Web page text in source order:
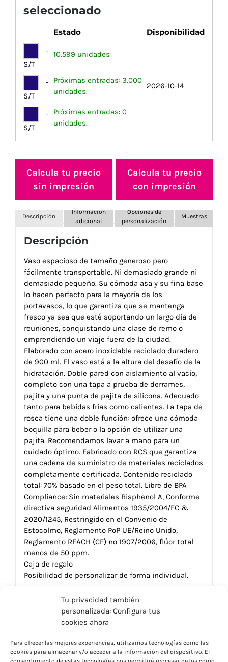
Tu privacidad también
personalizada: Configura tus
cookies ahora
Para ofrecer las mejores experiencias, utilizamos tecnologías como las
cookies para almacenar y/o acceder a la información del dispositivo. El
seleccionado
Estado Disponibilidad
-
S/T
10.599 unidades
-
S/T
Próximas entradas: 3.000
unidades.
2026-10-14
-
S/T
Próximas entradas: 0
unidades.
Calcula tu precio
sin impresión
Calcula tu precio
con impresión
Descripción
Información
adicional
Opciones de
personalización
Muestras
Descripción
Vaso espacioso de tamaño generoso pero
fácilmente transportable. Ni demasiado grande ni
demasiado pequeño. Su cómoda asa y su fina base
lo hacen perfecto para la mayoría de los
portavasos, lo que garantiza que se mantenga
fresco ya sea que esté soportando un largo día de
reuniones, conquistando una clase de remo o
emprendiendo un viaje fuera de la ciudad.
Elaborado con acero inoxidable reciclado duradero
de 900 ml. El vaso está a la altura del desafío de la
hidratación. Doble pared con aislamiento al vacío,
completo con una tapa a prueba de derrames,
pajita y una punta de pajita de silicona. Adecuado
tanto para bebidas frías como calientes. La tapa de
rosca tiene una doble función: ofrece una cómoda
boquilla para beber o la opción de utilizar una
pajita. Recomendamos lavar a mano para un
cuidado óptimo. Fabricado con RCS que garantiza
una cadena de suministro de materiales reciclados
completamente certificada. Contenido reciclado
total: 70% basado en el peso total. Libre de BPA
Compliance: Sin materiales Bisphenol A, Conforme
directiva seguridad Alimentos 1935/2004/EC &
2020/1245, Restringido en el Convenio de
Estocolmo, Reglamento PoP UE/Reino Unido,
Reglamento REACH (CE) nº 1907/2006, flúor total
menos de 50 ppm.
Caja de regalo
Posibilidad de personalizar de forma individual.
P437.3025
Categorías:
Tazas y botellas
Tazas y vasos
personalizados,Termos personalizados